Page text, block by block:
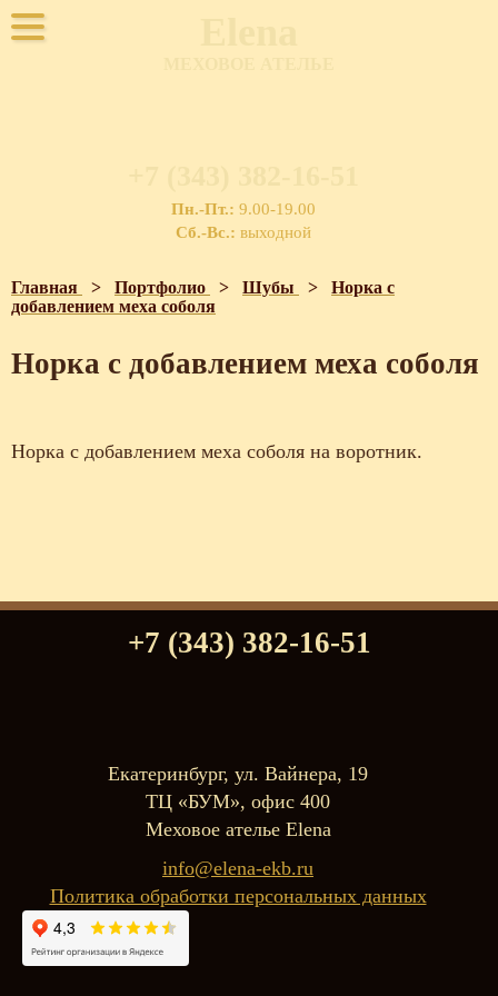
Пн.-Пт.: 9.00-19.00
Сб.-Вс.: выходной
Главная > Портфолио > Шубы > Норка с
добавлением меха соболя
Норка с добавлением меха соболя
Норка с добавлением меха соболя на воротник.
+7 (343) 382-16-51
Екатеринбург, ул. Вайнера, 19
ТЦ «БУМ», офис 400
Меховое ателье Elena
info@elena-ekb.ru
Политика обработки персональных данных